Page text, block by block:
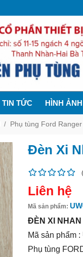
TIN TỨC HÌNH ẢNH
Phụ tùng Ford Ranger
Đèn Xi
(
Liên hệ
Mã sản phẩm:
ĐÈN XI NHAN
Mã sản phẩm
Phụ tùng